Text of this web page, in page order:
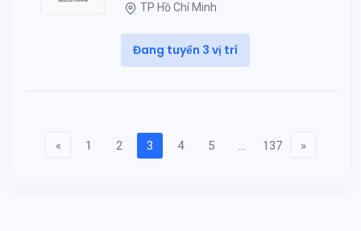
TP Hồ Chí Minh
Đang tuyển 3 vị trí
« 1 2 3 4 5 ... 137 »